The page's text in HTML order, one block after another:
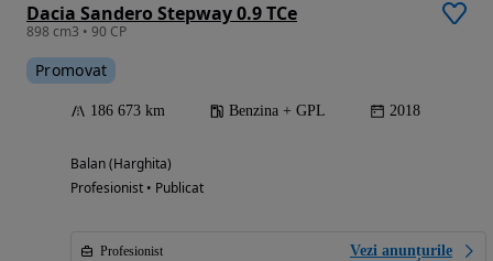
Dacia Sandero Stepway 0.9 TCe
898 cm3 • 90 CP
Promovat
186 673 km Benzina + GPL 2018
Balan (Harghita)
Profesionist • Publicat
Profesionist Vezi anunțurile